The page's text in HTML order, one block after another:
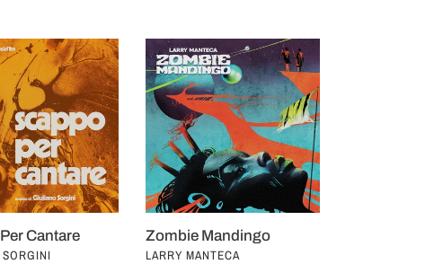
Cantare
Zombie
Mandingo
Zombie Mandingo
VENDOR
LARRY MANTECA